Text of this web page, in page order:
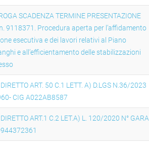
SCADENZA TERMINE PRESENTAZIONE
n. 9118371. Procedura aperta per l’affidamento
esecutiva e dei lavori relativi al Piano
e all’efficientamento delle stabilizzazioni
ART. 50 C.1 LETT. A) D.LGS N.36/2023
CIG A022AB8587
ART.1 C.2 LET.A) L. 120/2020 N° GARA